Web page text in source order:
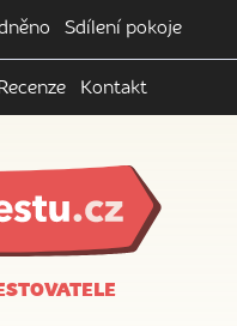
Sdílení pokoje
Kontakt